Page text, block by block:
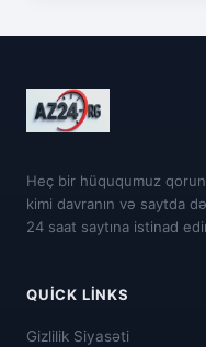
Heç bir hüququmuz
kimi davranın və saytda
24 saat saytına istinad
QUICK LINKS
Gizlilik Siyasəti